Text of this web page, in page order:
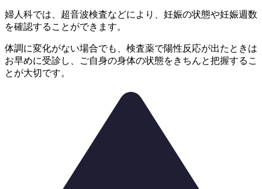
婦人科では、 超音波検査などにより、妊娠の状態や妊娠週数
を確認することができます。
体調に変化がない場合でも、検査薬で陽性反応が出たときは
お早めに受診し、ご自身の身体の状態をきちんと把握するこ
とが大切です。